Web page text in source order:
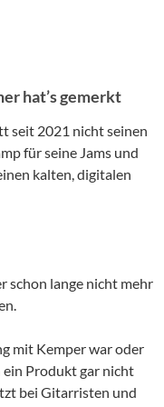
hat’s gemerkt
seit 2021 nicht seinen
für seine Jams und
kalten, digitalen
schon lange nicht mehr
mit Kemper war oder
ein Produkt gar nicht
bei Gitarristen und